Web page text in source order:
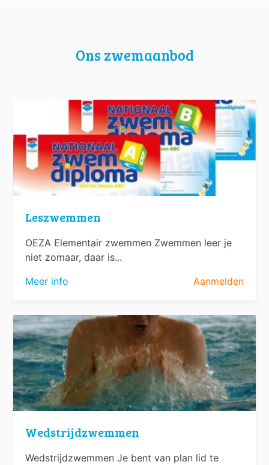
Ons zwemaanbod
Leszwemmen
OEZA Elementair zwemmen Zwemmen leer je
niet zomaar, daar is...
Meer info
Aanmelden
Wedstrijdzwemmen
Wedstrijdzwemmen Je bent van plan lid te